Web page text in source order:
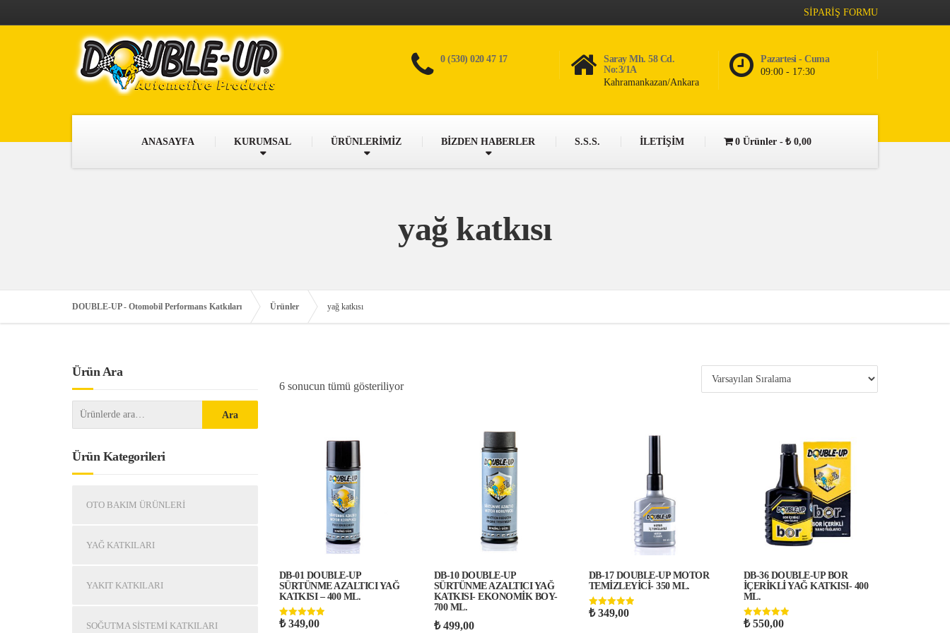
SİPARİŞ FORMU
0 (530) 020 47 17
Saray Mh. 58 Cd.
No:3/1A
Kahramankazan/Ankara
Pazartesi - Cuma
09:00 - 17:30
ANASAYFA KURUMSAL ÜRÜNLERİMİZ BİZDEN HABERLER S.S.S. İLETİŞİM 0 Ürünler ₺ 0,00
yağ katkısı
DOUBLE-UP - Otomobil Performans Katkıları Ürünler yağ katkısı
6 sonucun tümü gösteriliyor
DB-01 DOUBLE-UP
SÜRTÜNME AZALTICI YAĞ
KATKISI – 400 ML.
5 üzerinden
₺349,00
DB-10 DOUBLE-UP
SÜRTÜNME AZALTICI YAĞ
KATKISI- EKONOMİK BOY-
700 ML.
₺499,00
DB-17 DOUBLE-UP MOTOR
TEMİZLEYİCİ- 350 ML.
5 üzerinden
₺349,00
DB-36 DOUBLE-UP BOR
İÇERİKLİ YAĞ KATKISI- 400
ML.
5 üzerinden
₺550,00
Ürün Ara
Ara
Ürün Kategorileri
OTO BAKIM ÜRÜNLERI
YAĞ KATKILARI
YAKIT KATKILARI
SOĞUTMA SISTEMI KATKILARI